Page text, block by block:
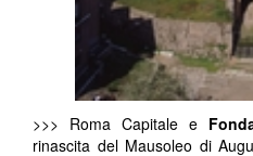
>>> Roma Capitale e
rinascita del Mausoleo di